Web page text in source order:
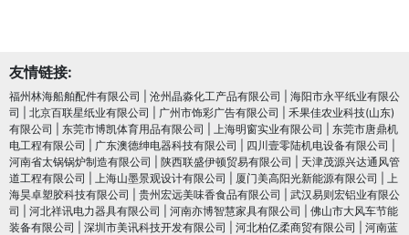
友情链接:
福州林海船舶配件有限公司 沧州晶淼化工产品有限公司
海阳市永平纸业有限公
司
北京百联星纸业有限公司 广州市饰彩广告有限公司
禾果佳农业科技(山东)
有限公司
东莞市博凯体育用品有限公司 上海明窗实业有限公司
东莞市唐鼎机
电工程有限公司
广东澳德绅电器科技有限公司 四川壹零陆机电设备有限公司
河南省太锅锅炉制造有限公司
陕西联盛伊顿贸易有限公司
天津茂源兴达通风管
道工程有限公司
上海山墨景观设计有限公司 厦门美高阳光新能源有限公司
上
海昊卓塑胶科技有限公司
贵州宏远美味香食品有限公司
武汉易则宏铝业有限公
司
河北祥讯电力器具有限公司 河南亦博智慧家具有限公司
佛山市大风车节能
装备有限公司
深圳市美讯科技开发有限公司 河北柏亿柔商贸有限公司
河南蓝